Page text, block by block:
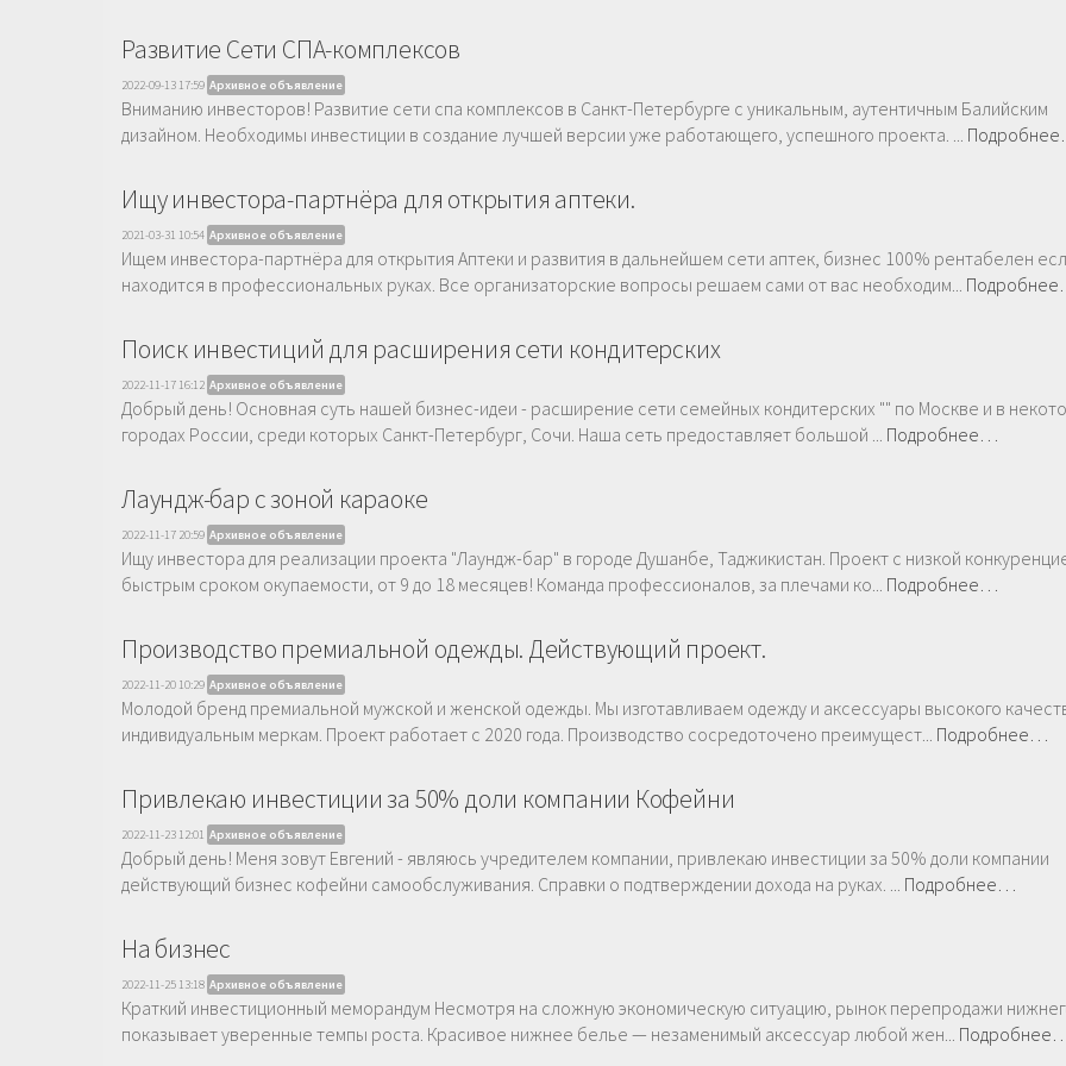
Развитие Сети СПА-комплексов
2022-09-13 17:59 Архивное объявление
Вниманию инвесторов! Развитие сети спа комплексов в Санкт-Петербурге с уникальным, аутентичным Балийским
дизайном. Необходимы инвестиции в создание лучшей версии уже работающего, успешного проекта. ...
Ищу инвестора-партнёра для открытия аптеки.
2021-03-31 10:54 Архивное объявление
Ищем инвестора-партнёра для открытия Аптеки и развития в дальнейшем сети аптек, бизнес 100% рентабелен
находится в профессиональных руках. Все организаторские вопросы решаем сами от вас необходим...
Поиск инвестиций для расширения сети кондитерских
2022-11-17 16:12 Архивное объявление
Добрый день! Основная суть нашей бизнес-идеи - расширение сети семейных кондитерских "" по Москве и в
городах России, среди которых Санкт-Петербург, Сочи. Наша сеть предоставляет большой ... Подробнее…
Лаундж-бар с зоной караоке
2022-11-17 20:59 Архивное объявление
Ищу инвестора для реализации проекта "Лаундж-бар" в городе Душанбе, Таджикистан. Проект с низкой
быстрым сроком окупаемости, от 9 до 18 месяцев! Команда профессионалов, за плечами ко... Подробнее…
Производство премиальной одежды. Действующий проект.
2022-11-20 10:29 Архивное объявление
Молодой бренд премиальной мужской и женской одежды. Мы изготавливаем одежду и аксессуары высокого
индивидуальным меркам. Проект работает с 2020 года. Производство сосредоточено преимущест... Подробнее…
Привлекаю инвестиции за 50% доли компании Кофейни
2022-11-23 12:01 Архивное объявление
Добрый день! Меня зовут Евгений - являюсь учредителем компании, привлекаю инвестиции за 50% доли компании
действующий бизнес кофейни самообслуживания. Справки о подтверждении дохода на руках. ... Подробнее…
На бизнес
2022-11-25 13:18 Архивное объявление
Краткий инвестиционный меморандум Несмотря на сложную экономическую ситуацию, рынок перепродажи
показывает уверенные темпы роста. Красивое нижнее белье — незаменимый аксессуар любой жен...